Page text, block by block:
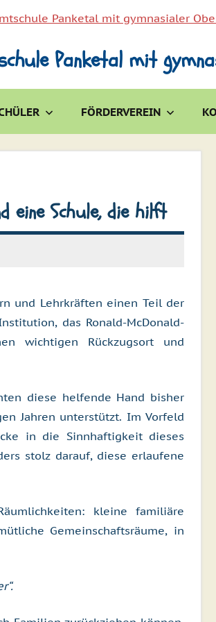
Panketal mit
FÖRDERVEREIN
eine Schule, die hilft
und Lehrkräften einen Teil der
das Ronald-McDonald-
wichtigen Rückzugsort und
diese helfende Hand bisher
Jahren unterstützt. Im Vorfeld
in die Sinnhaftigkeit dieses
stolz darauf, diese erlaufene
kleine familiäre
Gemeinschaftsräume, in